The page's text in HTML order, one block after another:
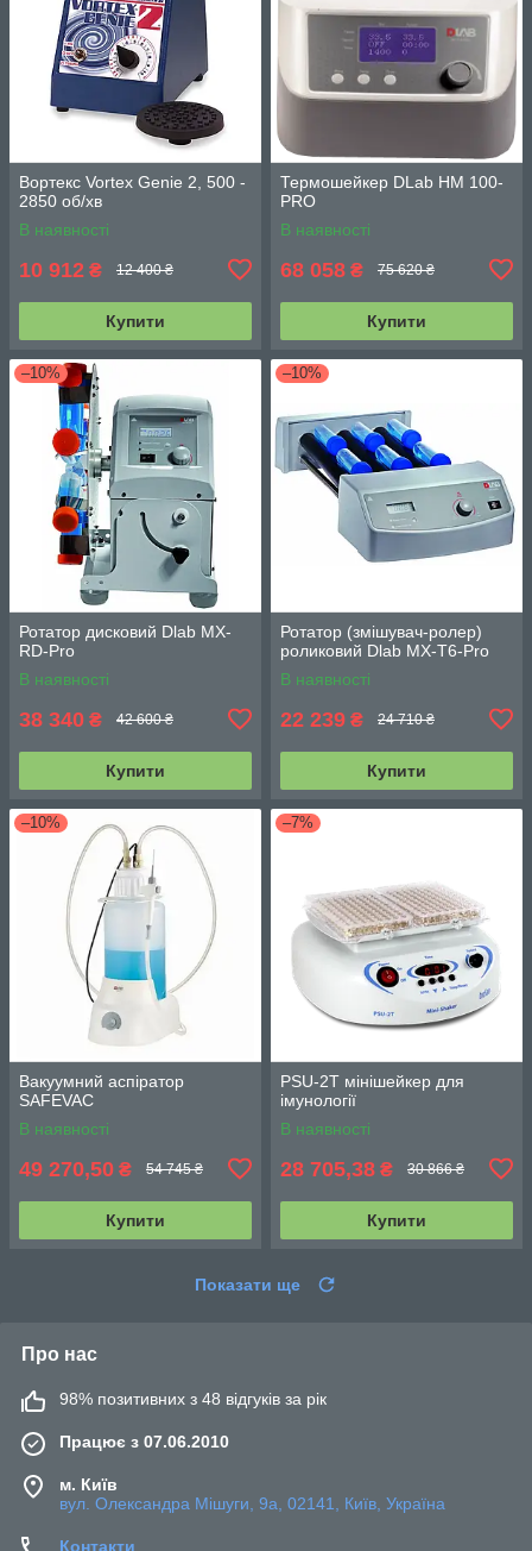
Вортекс Vortex Genie 2, 500 -
2850 об/хв
В наявності
10 912 ₴ 12 400 ₴
Купити
Термошейкер DLab HM 100-
PRO
В наявності
68 058 ₴ 75 620 ₴
Купити
–10%
Ротатор дисковий Dlab MX-
RD-Pro
В наявності
38 340 ₴ 42 600 ₴
Купити
–10%
Ротатор (змішувач-ролер)
роликовий Dlab MX-T6-Pro
В наявності
22 239 ₴ 24 710 ₴
Купити
–10%
Вакуумний аспіратор
SAFEVAC
В наявності
49 270,50 ₴ 54 745 ₴
Купити
–7%
PSU-2T мінішейкер для
імунології
В наявності
28 705,38 ₴ 30 866 ₴
Купити
Показати ще
Про нас
98% позитивних з 48 відгуків за рік
Працює з 07.06.2010
м. Київ
вул. Олександра Мішуги, 9а, 02141, Київ, Україна
Контакти